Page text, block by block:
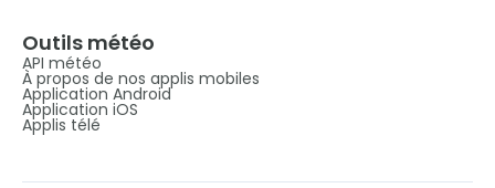
Outils météo
API météo
À propos de nos applis mobiles
Application Android
Application iOS
Applis télé